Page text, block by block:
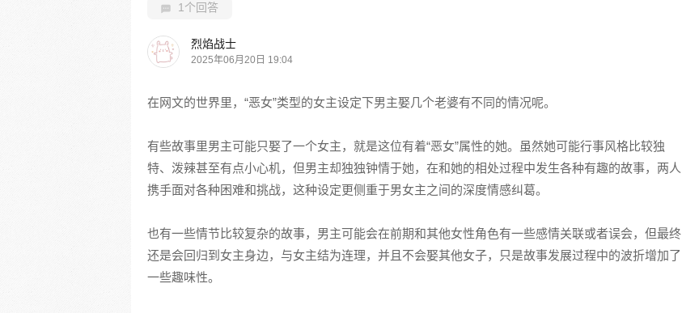
1个回答
烈焰战士
2025年06月20日 19:04
在网文的世界里，“恶女”类型的女主设定下男主娶几个老婆有不同的情况呢。
有些故事里男主可能只娶了一个女主，就是这位有着“恶女”属性的她。虽然她可能行事风格比较独
特、泼辣甚至有点小心机，但男主却独独钟情于她，在和她的相处过程中发生各种有趣的故事，两人
携手面对各种困难和挑战，这种设定更侧重于男女主之间的深度情感纠葛。
也有一些情节比较复杂的故事，男主可能会在前期和其他女性角色有一些感情关联或者误会，但最终
还是会回归到女主身边，与女主结为连理，并且不会娶其他女子，只是故事发展过程中的波折增加了
一些趣味性。